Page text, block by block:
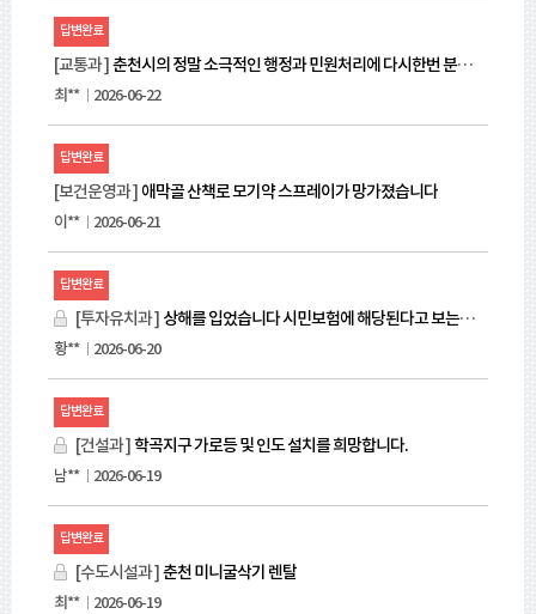
안
니
답변완료
[교통과 ] 춘천시의 정말 소극적인 행정과 민원처리에 다시한번 분통을 터트립니다.
최** 2026-06-22
답변완료
[보건운영과 ] 애막골 산책로 모기약 스프레이가 망가졌습니다
이** 2026-06-21
답변완료
[투자유치과 ] 상해를 입었습니다 시민보험에 해당된다고 보는대 의료실비 책임져주십시요
황** 2026-06-20
답변완료
[건설과 ]학곡지구 가로등 및 인도 설치를 희망합니다.
남** 2026-06-19
답변완료
[수도시설과 ]춘천 미니굴삭기 렌탈
최** 2026-06-19